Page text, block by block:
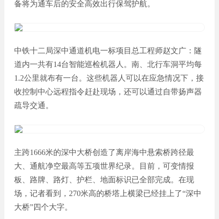
备将为通车后的安全高效出行保驾护航。
中铁十二局深中通道机电一标项目总工程师赵文广：隧
道内一共有14台智能巡检机器人。南、北行车洞平均每
1.2公里就布有一台。这些机器人可以在应急情况下，接
收控制中心远程指令赶赴现场，还可以通过自带扬声器
疏导交通。
主跨1666米的深中大桥创造了离岸海中悬索桥跨径最
大、通航净空最高等五项世界纪录。目前，可变情报
板、路牌、路灯、护栏、地面标识已全部完成。在现
场，记者看到，270米高的桥塔上横梁已经挂上了“深中
大桥”四个大字。